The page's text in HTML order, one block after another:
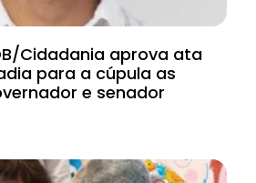
Cidadania aprova ata
para a cúpula as
e senador